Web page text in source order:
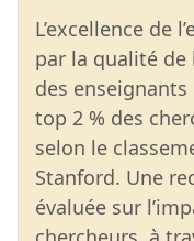
L’excellence de
par la qualité de
des enseignants
top 2 % des
selon le
Stanford. Une
évaluée sur